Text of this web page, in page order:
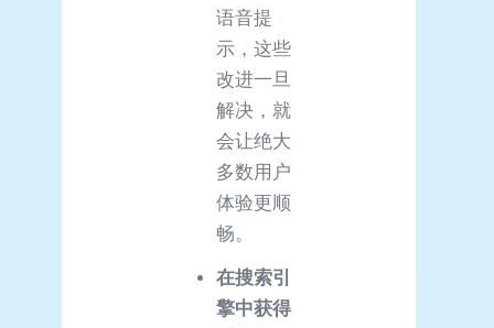
语音提
示，这些
改进一旦
解决，就
会让绝大
多数用户
体验更顺
畅。
在搜索引
擎中获得